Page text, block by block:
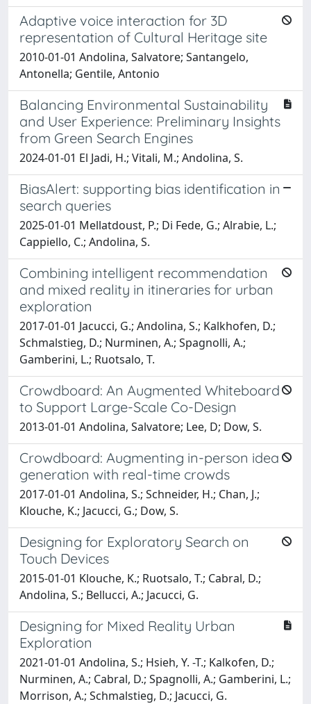
Adaptive voice interaction for 3D
representation of Cultural Heritage site
2010-01-01 Andolina, Salvatore; Santangelo,
Antonella; Gentile, Antonio
Balancing Environmental Sustainability
and User Experience: Preliminary Insights
from Green Search Engines
2024-01-01 El Jadi, H.; Vitali, M.; Andolina, S.
BiasAlert: supporting bias identification in
search queries
2025-01-01 Mellatdoust, P.; Di Fede, G.; Alrabie, L.;
Cappiello, C.; Andolina, S.
Combining intelligent recommendation
and mixed reality in itineraries for urban
exploration
2017-01-01 Jacucci, G.; Andolina, S.; Kalkhofen, D.;
Schmalstieg, D.; Nurminen, A.; Spagnolli, A.;
Gamberini, L.; Ruotsalo, T.
Crowdboard: An Augmented Whiteboard
to Support Large-Scale Co-Design
2013-01-01 Andolina, Salvatore; Lee, D; Dow, S.
Crowdboard: Augmenting in-person idea
generation with real-time crowds
2017-01-01 Andolina, S.; Schneider, H.; Chan, J.;
Klouche, K.; Jacucci, G.; Dow, S.
Designing for Exploratory Search on
Touch Devices
2015-01-01 Klouche, K.; Ruotsalo, T.; Cabral, D.;
Andolina, S.; Bellucci, A.; Jacucci, G.
Designing for Mixed Reality Urban
Exploration
2021-01-01 Andolina, S.; Hsieh, Y. -T.; Kalkofen, D.;
Nurminen, A.; Cabral, D.; Spagnolli, A.; Gamberini, L.;
Morrison, A.; Schmalstieg, D.; Jacucci, G.